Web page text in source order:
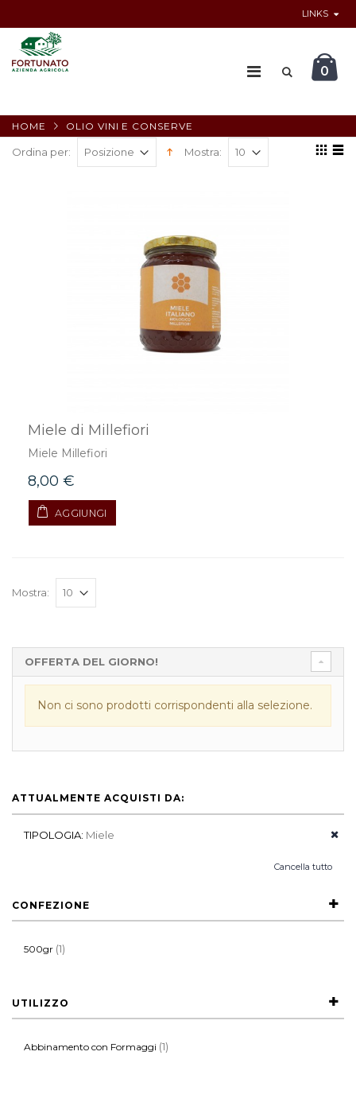
LINKS
0
HOME OLIO VINI E CONSERVE
Ordina per: Mostra:
Miele di Millefiori
Miele Millefiori
8,00 €
AGGIUNGI
Mostra:
OFFERTA DEL GIORNO!
Non ci sono prodotti corrispondenti alla selezione.
ATTUALMENTE ACQUISTI DA:
TIPOLOGIA: Miele
Cancella tutto
CONFEZIONE
500gr (1)
UTILIZZO
Abbinamento con Formaggi (1)